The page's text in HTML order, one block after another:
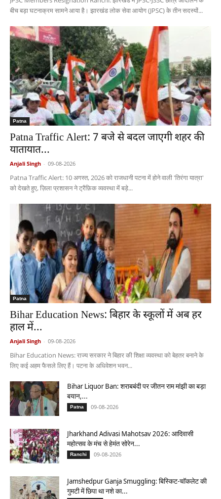
बीच बड़ा घटनाक्रम सामने आया है। झारखंड लोक सेवा आयोग (JPSC) के तीन सदस्यों...
Patna
Patna Traffic Alert: 7 बजे से बदल जाएगी शहर की
यातायात...
Anjali Singh - 09-08-2026
Patna Traffic Alert: 10 अगस्त, 2026 को राजधानी पटना में होने वाली 'तिरंगा यात्रा'
को देखते हुए, ज़िला प्रशासन ने ट्रैफ़िक व्यवस्था में बड़े...
Patna
Bihar Education News: बिहार के स्कूलों में अब हर
हाल में...
Anjali Singh - 09-08-2026
Bihar Education News: राज्य सरकार ने बिहार की शिक्षा व्यवस्था को बेहतर बनाने के
लिए कई अहम फैसले लिए हैं। पटना के अधिवेशन भवन...
Bihar Liquor Ban: शराबबंदी पर जीतन राम मांझी का बड़ा
बयान,...
Patna 09-08-2026
Jharkhand Adivasi Mahotsav 2026: आदिवासी
महोत्सव के मंच से हेमंत सोरेन...
Ranchi 09-08-2026
Jamshedpur Ganja Smuggling: बिस्किट-चॉकलेट की
गुमटी में छिपा था नशे का...